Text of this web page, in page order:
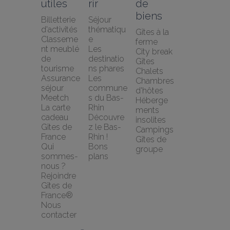
utiles
Billetterie
d'activités
Classeme
nt meublé
de
tourisme
Assurance
séjour
Meetch
La carte
cadeau
Gîtes de
France
Qui
sommes-
nous ?
Rejoindre
Gîtes de
France®
Nous
contacter
rir
Séjour
thématiqu
e
Les
destinatio
ns phares
Les
commune
s du Bas-
Rhin
Découvre
z le Bas-
Rhin !
Bons
plans
de
biens
Gîtes à la
ferme
City break
Gîtes
Chalets
Chambres
d'hôtes
Héberge
ments
insolites
Campings
Gîtes de
groupe